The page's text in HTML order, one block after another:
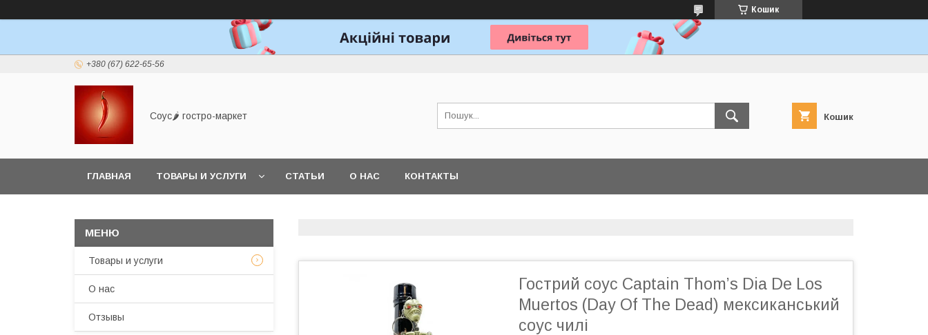
Кошик
+380 (67) 622-65-56
Соус🌶 гостро-маркет Кошик
ГЛАВНАЯ ТОВАРЫ И УСЛУГИ СТАТЬИ О НАС КОНТАКТЫ
Гострий соус Captain Thom’s Dia De Los
Muertos (Day Of The Dead) мексиканський
соус чилі
Товары и услуги
О нас
Отзывы